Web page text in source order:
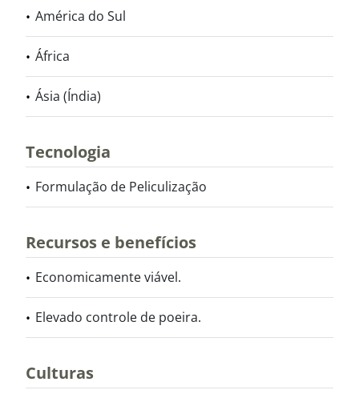
América do Sul
África
Ásia (Índia)
Tecnologia
Formulação de Peliculização
Recursos e benefícios
Economicamente viável.
Elevado controle de poeira.
Culturas